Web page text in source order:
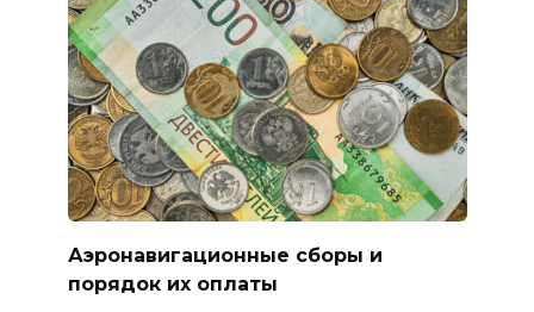
Аэронавигационные сборы и
порядок их оплаты